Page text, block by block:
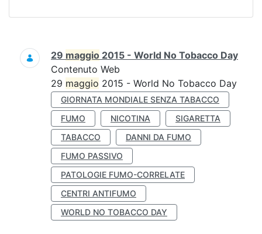
Ricerca
29 maggio 2015 - World No Tobacco Day
Contenuto Web
29 maggio 2015 - World No Tobacco Day
GIORNATA MONDIALE SENZA TABACCO
FUMO
NICOTINA
SIGARETTA
TABACCO
DANNI DA FUMO
FUMO PASSIVO
PATOLOGIE FUMO-CORRELATE
CENTRI ANTIFUMO
WORLD NO TOBACCO DAY